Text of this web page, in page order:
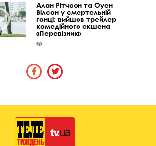
Алан Рітчсон та Оуен
Вілсон у смертельній
гонці: вийшов трейлер
комедійного екшена
«Перевізник»